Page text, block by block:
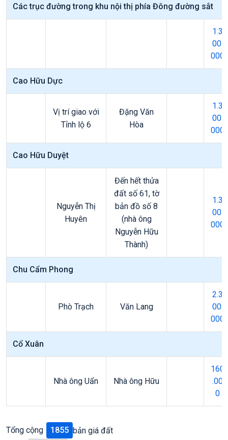
Các trục đường trong khu nội thị phía Đông đường sắt
1.3
00.
000
Cao Hữu Dực
Vị trí giao với
Tỉnh lộ 6
Đặng Văn
Hòa
1.3
00.
000
Cao Hữu Duyệt
Nguyễn Thị
Huyên
Đến hết thửa
đất số 61, tờ
bản đồ số 8
(nhà ông
Nguyễn Hữu
Thành)
1.3
00.
000
Chu Cẩm Phong
Phò Trạch Văn Lang
2.3
00.
000
Cổ Xuân
Nhà ông Uẩn Nhà ông Hữu
160
.00
0
Tổng cộng 1855 bản giá đất